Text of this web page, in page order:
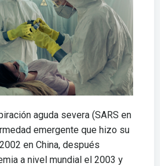
aguda severa (SARS en
emergente que hizo su
en China, después
a nivel mundial el 2003 y